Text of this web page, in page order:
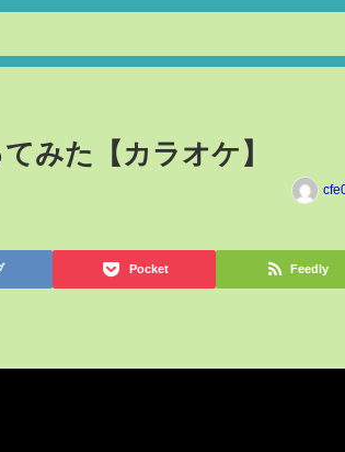
みた【カラオケ】
Pocket Feedly